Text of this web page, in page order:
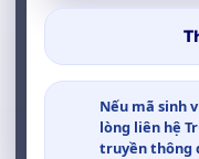
Nếu mã sinh
lòng liên hệ
truyền thông